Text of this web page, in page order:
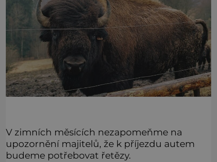
V zimních měsících nezapomeňme na
upozornění majitelů, že k příjezdu autem
budeme potřebovat řetězy.